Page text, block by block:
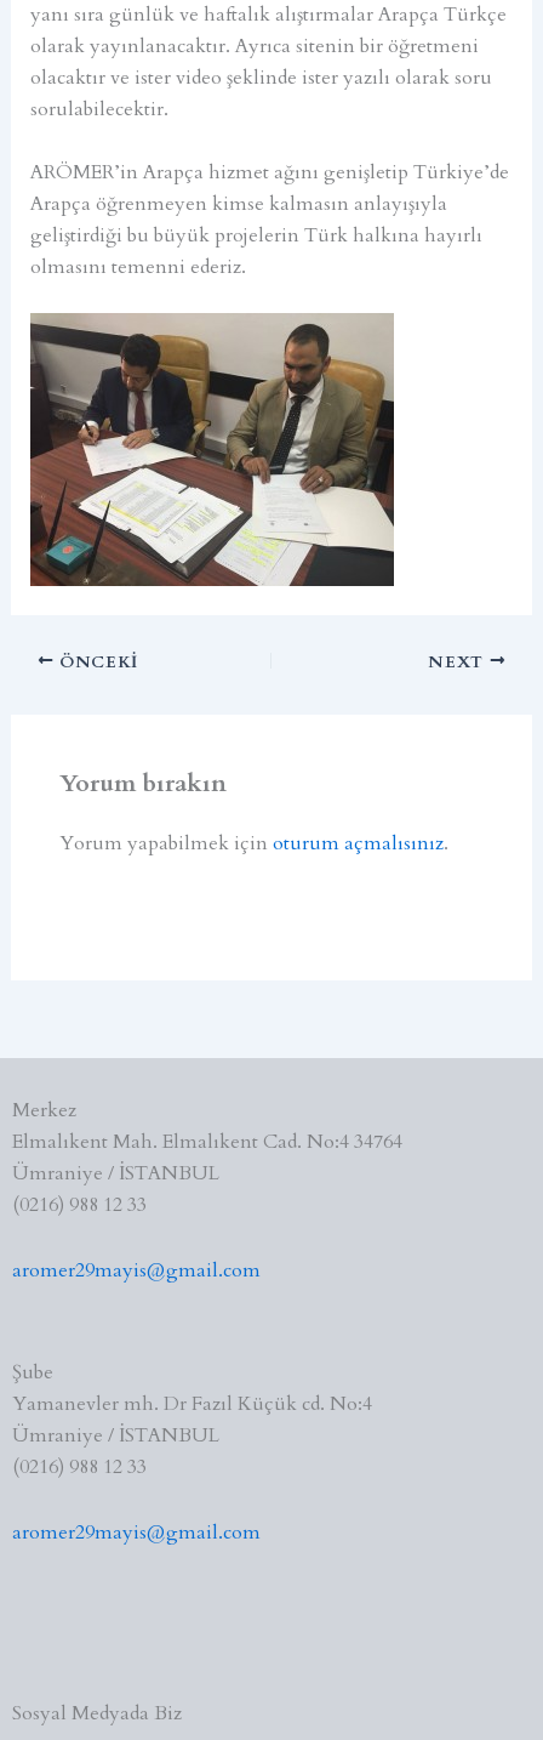
yanı sıra günlük ve haftalık alıştırmalar Arapça Türkçe
olarak yayınlanacaktır. Ayrıca sitenin bir öğretmeni
olacaktır ve ister video şeklinde ister yazılı olarak soru
sorulabilecektir.
ARÖMER’in Arapça hizmet ağını genişletip Türkiye’de
Arapça öğrenmeyen kimse kalmasın anlayışıyla
geliştirdiği bu büyük projelerin Türk halkına hayırlı
olmasını temenni ederiz.
ÖNCEKI NEXT
Yorum bırakın
Yorum yapabilmek için oturum açmalısınız.
Merkez
Elmalıkent Mah. Elmalıkent Cad. No:4 34764
Ümraniye / İSTANBUL
(0216) 988 12 33
aromer29mayis@gmail.com
Şube
Yamanevler mh. Dr Fazıl Küçük cd. No:4
Ümraniye / İSTANBUL
(0216) 988 12 33
aromer29mayis@gmail.com
Sosyal Medyada Biz